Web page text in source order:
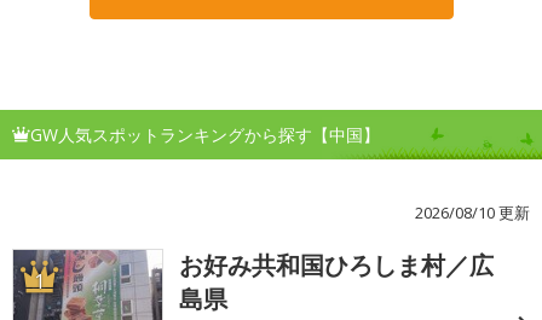
GW人気スポットランキングから探す【中国】
2026/08/10 更新
1
お好み共和国ひろしま村／広
島県